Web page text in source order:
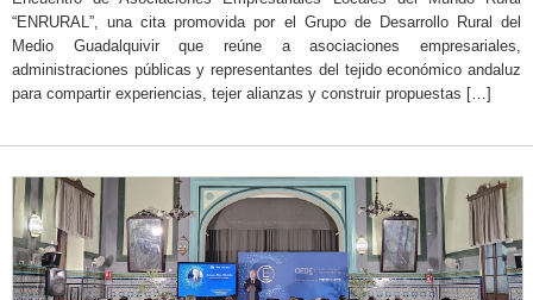
“ENRURAL”, una cita promovida por el Grupo de Desarrollo Rural del
Medio Guadalquivir que reúne a asociaciones empresariales,
administraciones públicas y representantes del tejido económico andaluz
para compartir experiencias, tejer alianzas y construir propuestas […]